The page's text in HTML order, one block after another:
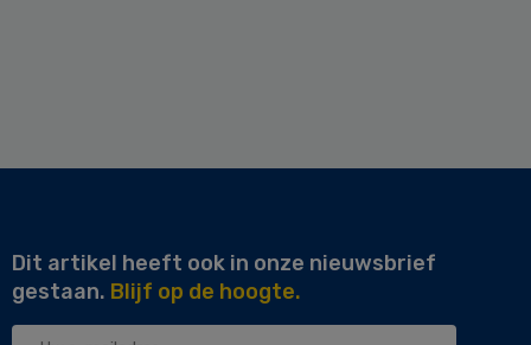
Dit artikel heeft ook in onze nieuwsbrief
gestaan. Blijf op de hoogte.
Uw